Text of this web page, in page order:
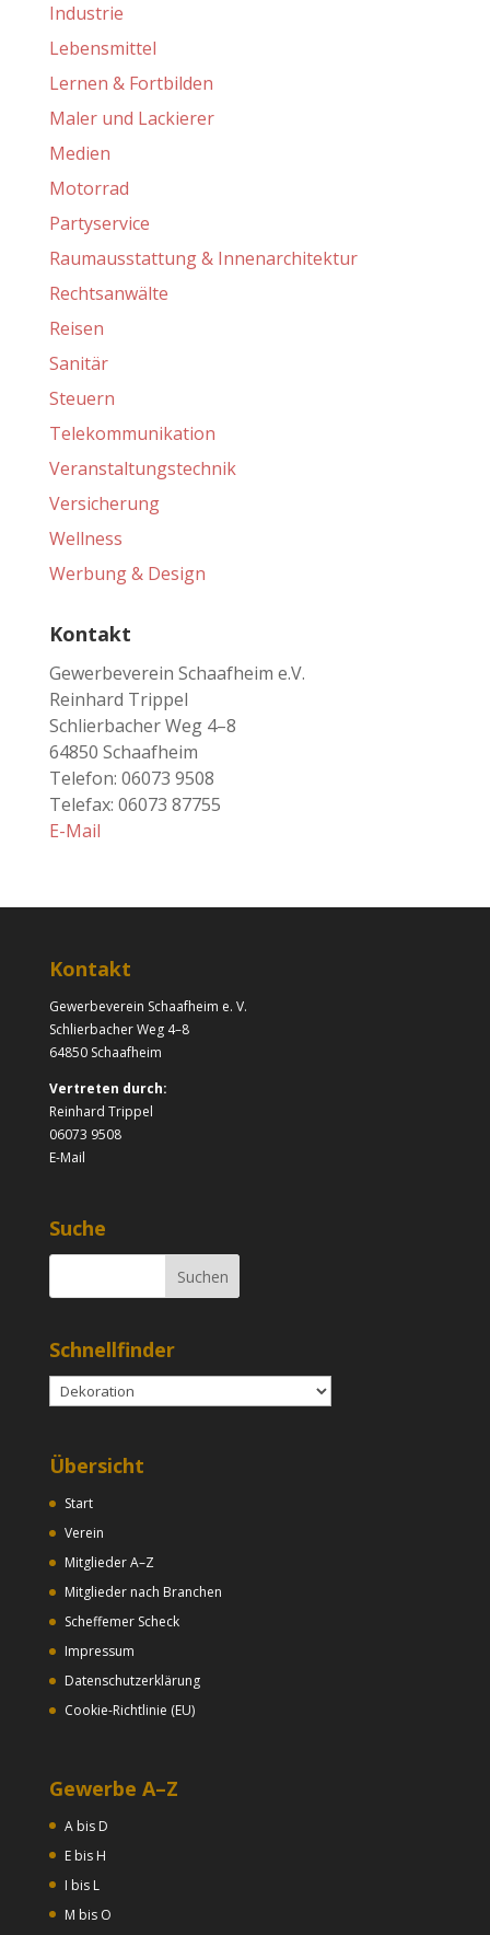
Industrie
Lebensmittel
Lernen & Fortbilden
Maler und Lackierer
Medien
Motorrad
Partyservice
Raumausstattung & Innenarchitektur
Rechtsanwälte
Reisen
Sanitär
Steuern
Telekommunikation
Veranstaltungstechnik
Versicherung
Wellness
Werbung & Design
Kontakt
Gewerbeverein Schaafheim e.V.
Reinhard Trippel
Schlierbacher Weg 4–8
64850 Schaafheim
Telefon: 06073 9508
Telefax: 06073 87755
E-Mail
Kontakt
Gewerbeverein Schaafheim e. V.
Schlierbacher Weg 4–8
64850 Schaafheim
Vertreten durch:
Reinhard Trippel
06073 9508
E-Mail
Suche
Schnellfinder
Schnellfinder
Übersicht
Start
Verein
Mitglieder A–Z
Mitglieder nach Branchen
Scheffemer Scheck
Impressum
Datenschutzerklärung
Cookie-Richtlinie (EU)
Gewerbe A–Z
A bis D
E bis H
I bis L
M bis O